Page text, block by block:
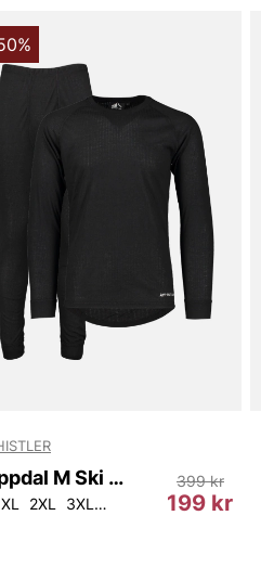
Oppdal M Ski Underwear Set
XL 2XL 3XL 4XL 199 kr
399 kr